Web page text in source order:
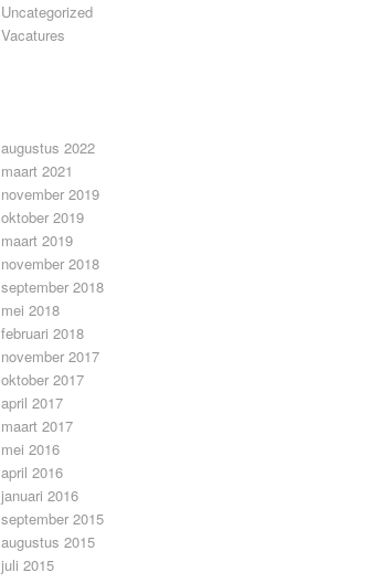
Uncategorized
Vacatures
augustus 2022
maart 2021
november 2019
oktober 2019
maart 2019
november 2018
september 2018
mei 2018
februari 2018
november 2017
oktober 2017
april 2017
maart 2017
mei 2016
april 2016
januari 2016
september 2015
augustus 2015
juli 2015